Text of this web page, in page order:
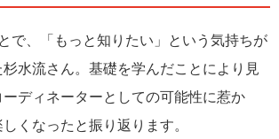
で、「もっと知りたい」という気持ちが
水流さん。基礎を学んだことにより見
ーディネーターとしての可能性に惹か
くなったと振り返ります。